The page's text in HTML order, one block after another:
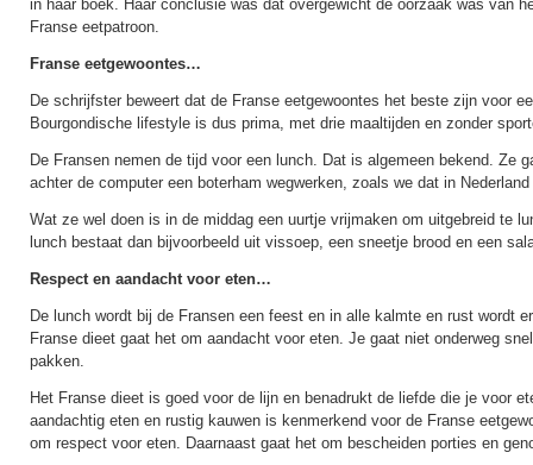
in haar boek. Haar conclusie was dat overgewicht de oorzaak was van
Franse eetpatroon.
Franse eetgewoontes…
De schrijfster beweert dat de Franse eetgewoontes het beste zijn voor
Bourgondische lifestyle is dus prima, met drie maaltijden en zonder
De Fransen nemen de tijd voor een lunch. Dat is algemeen bekend. Ze
achter de computer een boterham wegwerken, zoals we dat in
Wat ze wel doen is in de middag een uurtje vrijmaken om uitgebreid te
lunch bestaat dan bijvoorbeeld uit vissoep, een sneetje brood en een
Respect en aandacht voor eten…
De lunch wordt bij de Fransen een feest en in alle kalmte en rust wordt
Franse dieet gaat het om aandacht voor eten. Je gaat niet onderweg
pakken.
Het Franse dieet is goed voor de lijn en benadrukt de liefde die je voor
aandachtig eten en rustig kauwen is kenmerkend voor de Franse
om respect voor eten. Daarnaast gaat het om bescheiden porties en